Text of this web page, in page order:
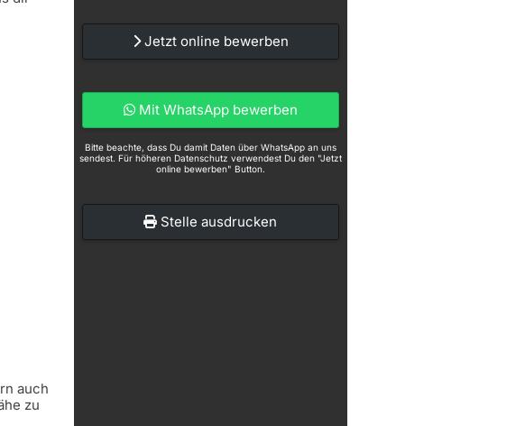
auch
zu
Jetzt online bewerben
Mit WhatsApp bewerben
Bitte beachte, dass Du damit Daten über WhatsApp an uns
sendest. Für höheren Datenschutz verwendest Du den "Jetzt
online bewerben" Button.
Stelle ausdrucken